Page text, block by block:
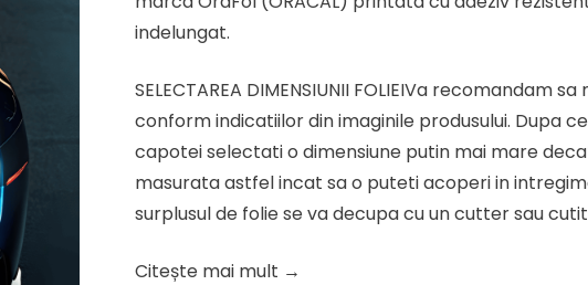
173.23 lei.
indelungat.
SELECTAREA DIMENSIUNII FOLIEIVa recomandam
conform indicatiilor din imaginile produsului. Dupa
capotei selectati o dimensiune putin mai mare
masurata astfel incat sa o puteti acoperi in
surplusul de folie se va decupa cu un cutter sau
Citește mai mult →